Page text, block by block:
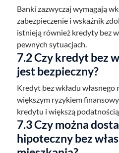
Banki zazwyczaj wymagają
zabezpieczenie i wskaźnik
istnieją również kredyty bez
pewnych sytuacjach.
7.2 Czy kredyt bez
jest bezpieczny?
Kredyt bez wkładu własnego
większym ryzykiem
kredytu i większą
7.3 Czy można
hipoteczny bez